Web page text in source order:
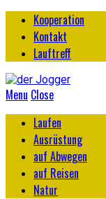
Kooperation
Kontakt
Lauftreff
Menu Close
Laufen
Ausrüstung
auf Abwegen
auf Reisen
Natur